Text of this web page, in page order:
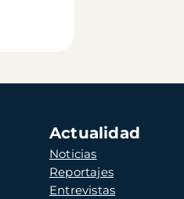
Actualidad
Noticias
Reportajes
Entrevistas